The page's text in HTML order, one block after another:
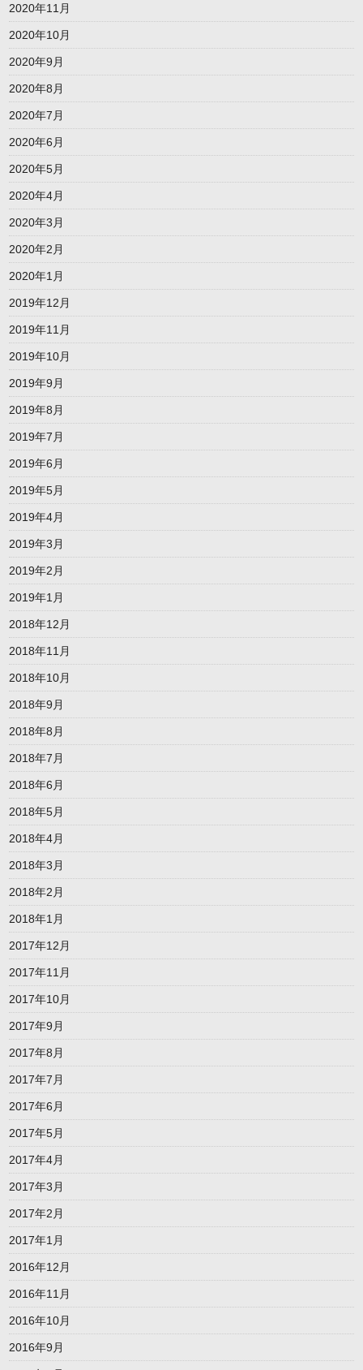
2020年11月
2020年10月
2020年9月
2020年8月
2020年7月
2020年6月
2020年5月
2020年4月
2020年3月
2020年2月
2020年1月
2019年12月
2019年11月
2019年10月
2019年9月
2019年8月
2019年7月
2019年6月
2019年5月
2019年4月
2019年3月
2019年2月
2019年1月
2018年12月
2018年11月
2018年10月
2018年9月
2018年8月
2018年7月
2018年6月
2018年5月
2018年4月
2018年3月
2018年2月
2018年1月
2017年12月
2017年11月
2017年10月
2017年9月
2017年8月
2017年7月
2017年6月
2017年5月
2017年4月
2017年3月
2017年2月
2017年1月
2016年12月
2016年11月
2016年10月
2016年9月